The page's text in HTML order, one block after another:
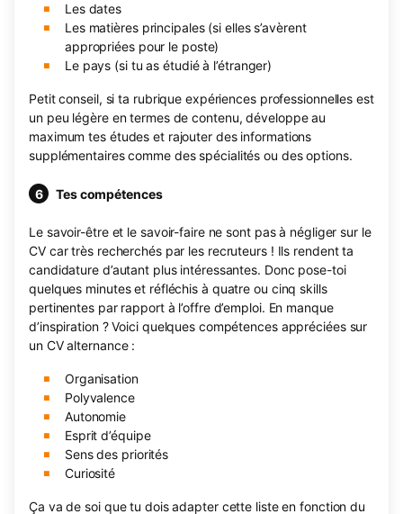
Les dates
Les matières principales (si elles s’avèrent
appropriées pour le poste)
Le pays (si tu as étudié à l’étranger)
Petit conseil, si ta rubrique expériences professionnelles est
un peu légère en termes de contenu, développe au
maximum tes études et rajouter des informations
supplémentaires comme des spécialités ou des options.
Tes compétences
Le savoir-être et le savoir-faire ne sont pas à négliger sur le
CV car très recherchés par les recruteurs ! Ils rendent ta
candidature d’autant plus intéressantes. Donc pose-toi
quelques minutes et réfléchis à quatre ou cinq skills
pertinentes par rapport à l’offre d’emploi. En manque
d’inspiration ? Voici quelques compétences appréciées sur
un CV alternance :
Organisation
Polyvalence
Autonomie
Esprit d’équipe
Sens des priorités
Curiosité
Ça va de soi que tu dois adapter cette liste en fonction du